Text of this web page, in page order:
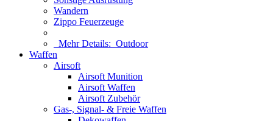
Wandern
Zippo Feuerzeuge
Mehr Details: Outdoor
Waffen
Airsoft
Airsoft Munition
Airsoft Waffen
Airsoft Zubehör
Gas-, Signal- & Freie Waffen